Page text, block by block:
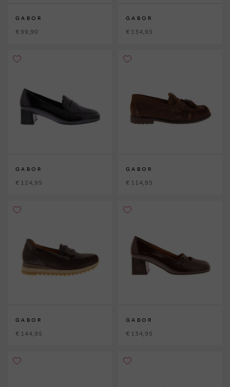
GABOR
€ 99,90
GABOR
€ 134,95
GABOR
€ 124,95
GABOR
€ 114,95
GABOR
€ 144,95
GABOR
€ 134,95